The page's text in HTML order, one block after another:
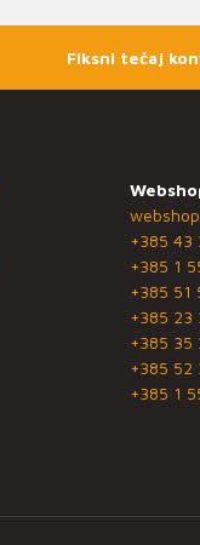
Fiksni tečaj
+385 43
+385 1
+385 51
+385 23
+385 35
+385 52
+385 1